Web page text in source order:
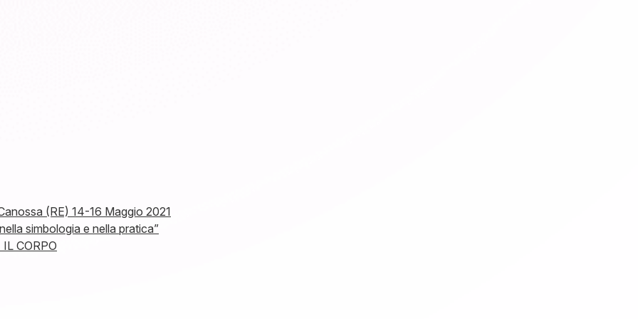
(RE) 14-16 Maggio 2021
simbologia e nella pratica”
CORPO